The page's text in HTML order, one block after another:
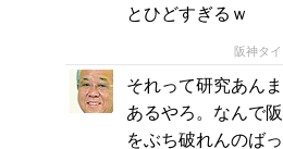
とひどすぎるｗ
阪神タイ
それって研究あん
あるやろ。なんで
をぶち破れんのば